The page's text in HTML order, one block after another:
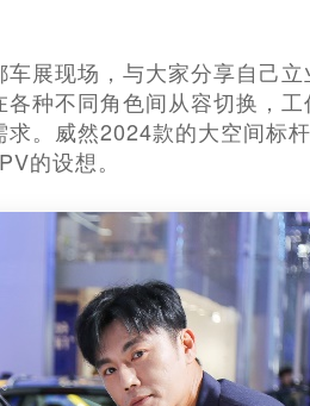
展现场，与大家分享自己
种不同角色间从容切换，工
。威然2024款的大空间标
的设想。